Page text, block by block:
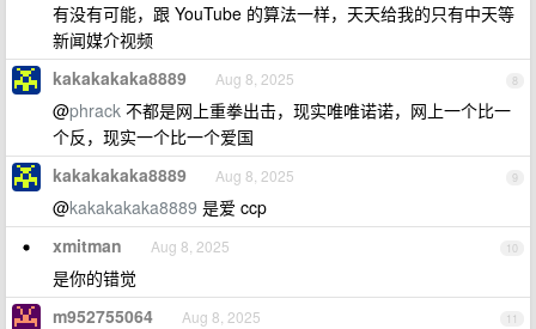
有没有可能，跟 YouTube 的算法一样，天天给我的只有中天等
新闻媒介视频
8
kakakakaka8889 Aug 8, 2025
@phrack 不都是网上重拳出击，现实唯唯诺诺，网上一个比一
个反，现实一个比一个爱国
9
kakakakaka8889 Aug 8, 2025
@kakakakaka8889 是爱 ccp
10
xmitman Aug 8, 2025
是你的错觉
11
m952755064 Aug 8, 2025